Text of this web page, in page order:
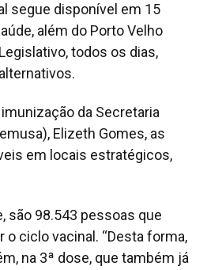
segue disponível em 15
além do Porto Velho
todos os dias,
da Secretaria
Elizeth Gomes, as
em locais estratégicos,
são 98.543 pessoas que
o ciclo vacinal. “Desta forma,
na 3ª dose, que também já